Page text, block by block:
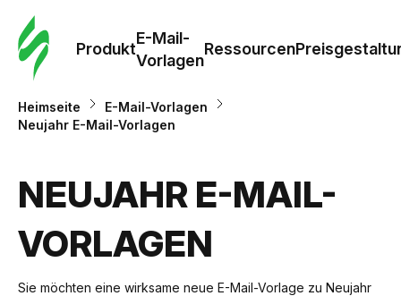
Produkt
E-Mail-
Vorlagen
Ressourcen
Heimseite
E-Mail-Vorlagen
Neujahr E-Mail-Vorlagen
NEUJAHR E-MAIL-
VORLAGEN
Sie möchten eine wirksame neue E-Mail-Vorlage zu Neujahr